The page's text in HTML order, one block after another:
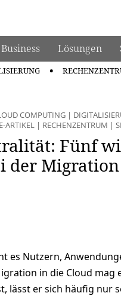
Business Lösungen
COMPUTING|
ARTIKEL| RECHENZENTRUM |
Fünf
der
es Nutzern,
in die Cloud mag
lässt er sich häufig nur